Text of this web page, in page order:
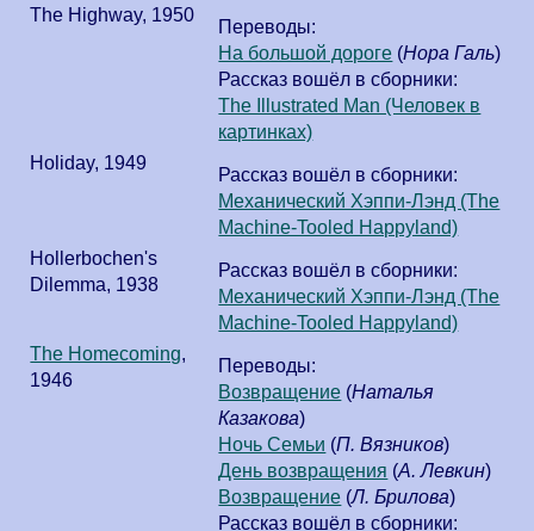
The Highway, 1950
Переводы:
На большой дороге (Нора Галь)
Рассказ вошёл в сборники:
The Illustrated Man (Человек в
картинках)
Holiday, 1949
Рассказ вошёл в сборники:
Механический Хэппи-Лэнд (The
Machine-Tooled Happyland)
Hollerbochen's
Dilemma, 1938
Рассказ вошёл в сборники:
Механический Хэппи-Лэнд (The
Machine-Tooled Happyland)
The Homecoming,
1946
Переводы:
Возвращение (Наталья
Казакова)
Ночь Семьи (П. Вязников)
День возвращения (А. Левкин)
Возвращение (Л. Брилова)
Рассказ вошёл в сборники: